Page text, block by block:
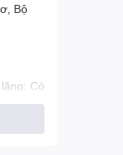
Bộ
Có
2400,